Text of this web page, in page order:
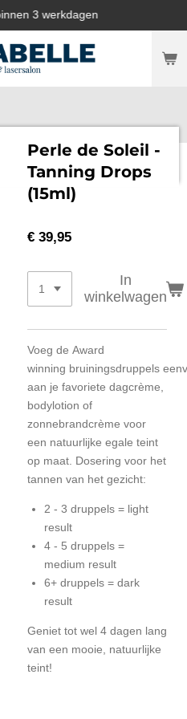
3 werkdagen
Perle de Soleil -
Tanning Drops
(15ml)
€ 39,95
In
winkelwagen
Voeg de Award
winning bruiningsdruppels
aan je favoriete dagcrème,
bodylotion of
zonnebrandcrème voor
een natuurlijke egale teint
op maat. Dosering voor het
tannen van het gezicht:
2 - 3 druppels = light
result
4 - 5 druppels =
medium result
6+ druppels = dark
result
Geniet tot wel 4 dagen lang
van een mooie, natuurlijke
teint!